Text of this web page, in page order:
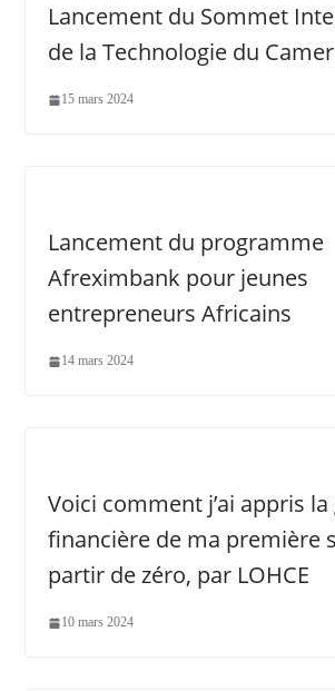
Lancement du Sommet
de la Technologie du
15 mars 2024
Lancement du programme
Afreximbank pour jeunes
entrepreneurs Africains
14 mars 2024
Voici comment j’ai appris
financière de ma première
partir de zéro, par LOHCE
10 mars 2024